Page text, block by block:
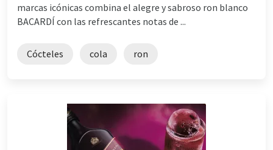
marcas icónicas combina el alegre y sabroso ron blanco
BACARDÍ con las refrescantes notas de ...
Cócteles cola ron